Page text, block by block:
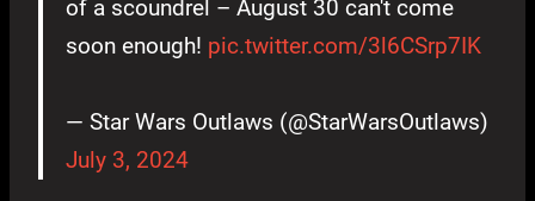
of a scoundrel – August 30 can't come
soon enough! pic.twitter.com/3l6CSrp7IK
— Star Wars Outlaws (@StarWarsOutlaws)
July 3, 2024